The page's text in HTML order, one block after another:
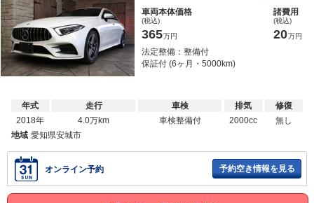
車両本体価格
(税込)
365万円
諸費用
(税込)
20万円
法定整備：整備付
保証付 (6ヶ月・5000km)
年式
2018年
走行
4.0万km
車検
車検整備付
排気
2000cc
修復
無し
地域 愛知県安城市
オンライン予約 予約空き情報を見る